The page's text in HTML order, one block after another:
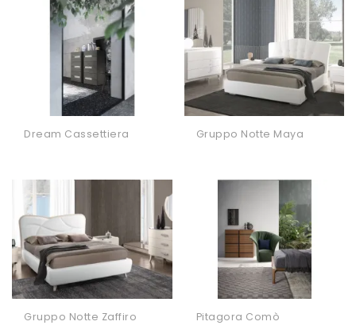
Dream Cassettiera Gruppo Notte Maya
Gruppo Notte Zaffiro Pitagora Comò